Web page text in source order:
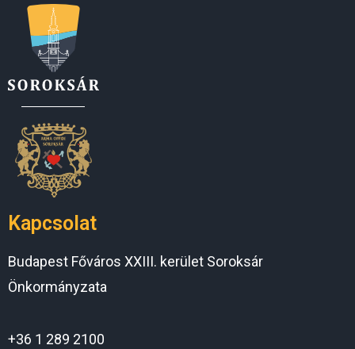
Kapcsolat
Budapest Főváros XXIII. kerület Soroksár
Önkormányzata
+36 1 289 2100